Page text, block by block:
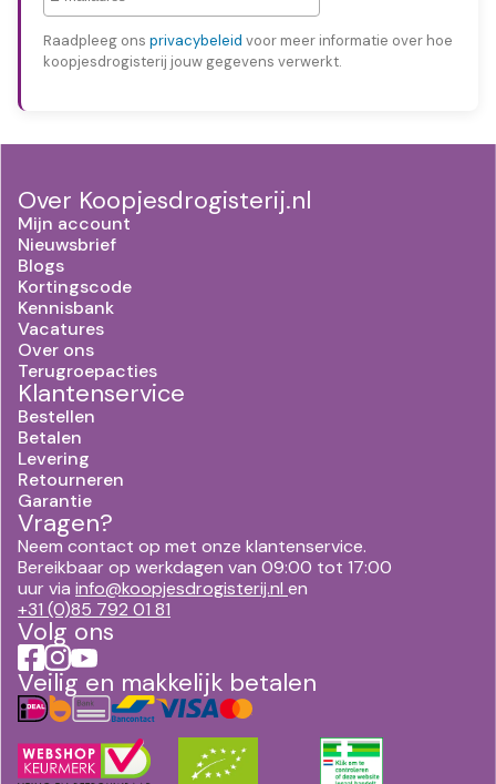
Raadpleeg ons privacybeleid voor meer informatie over hoe
koopjesdrogisterij jouw gegevens verwerkt.
Over Koopjesdrogisterij.nl
Mijn account
Nieuwsbrief
Blogs
Kortingscode
Kennisbank
Vacatures
Over ons
Terugroepacties
Klantenservice
Bestellen
Betalen
Levering
Retourneren
Garantie
Vragen?
Neem contact op met onze klantenservice.
Bereikbaar op werkdagen van 09:00 tot 17:00
uur via info@koopjesdrogisterij.nl en
+31 (0)85 792 01 81
Volg ons
Veilig en makkelijk betalen